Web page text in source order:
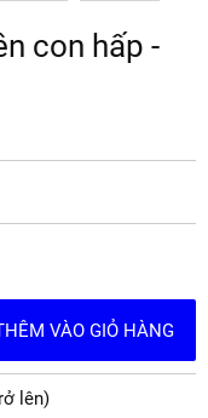
con hấp -
VÀO GIỎ HÀNG
lên)